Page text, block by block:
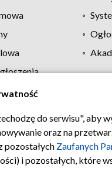
do serwisu", aby
oraz na
pozostałych Zaufanych
i pozostałych, które